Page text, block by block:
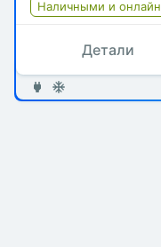
Наличными и онлайн
Детали